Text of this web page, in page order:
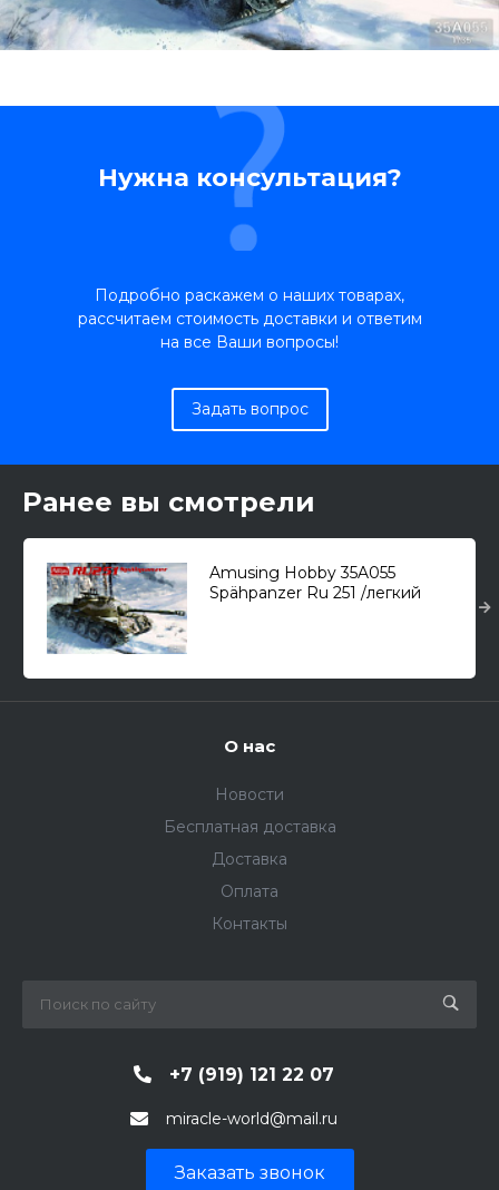
Нужна консультация?
Подробно раскажем о наших товарах,
рассчитаем стоимость доставки и ответим
на все Ваши вопросы!
Задать вопрос
Ранее вы смотрели
Amusing Hobby 35A055
Spähpanzer Ru 251 /легкий
О нас
Новости
Бесплатная доставка
Доставка
Оплата
Контакты
+7 (919) 121 22 07
miracle-world@mail.ru
Заказать звонок